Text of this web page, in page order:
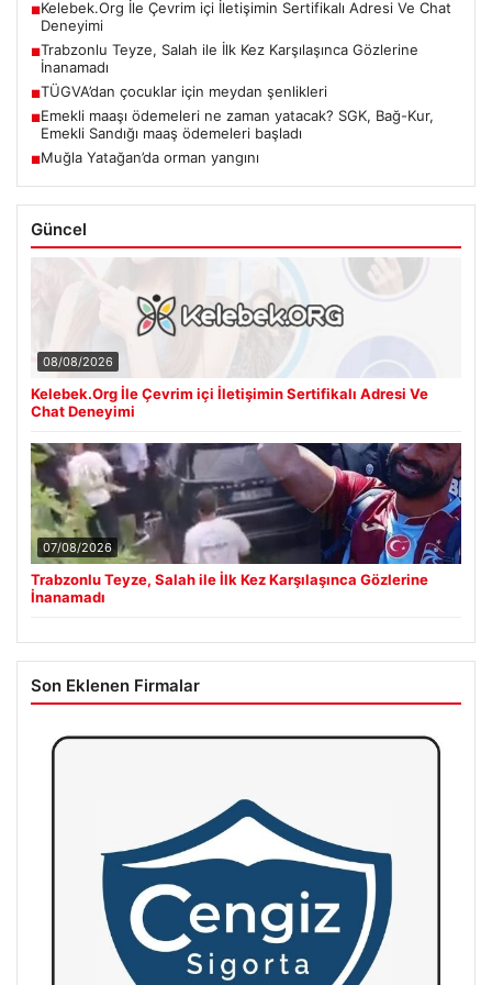
■Kelebek.Org İle Çevrim içi İletişimin Sertifikalı Adresi Ve Chat
Deneyimi
■Trabzonlu Teyze, Salah ile İlk Kez Karşılaşınca Gözlerine
İnanamadı
■TÜGVA’dan çocuklar için meydan şenlikleri
■Emekli maaşı ödemeleri ne zaman yatacak? SGK, Bağ-Kur,
Emekli Sandığı maaş ödemeleri başladı
■Muğla Yatağan’da orman yangını
Güncel
08/08/2026
Kelebek.Org İle Çevrim içi İletişimin Sertifikalı Adresi Ve
Chat Deneyimi
07/08/2026
Trabzonlu Teyze, Salah ile İlk Kez Karşılaşınca Gözlerine
İnanamadı
Son Eklenen Firmalar